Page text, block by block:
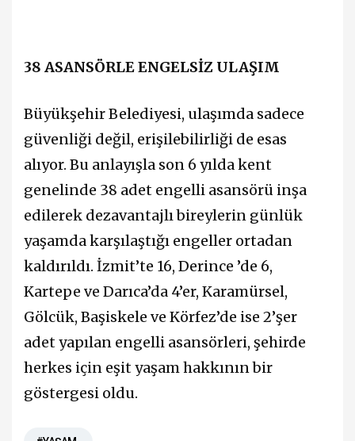
38 ASANSÖRLE ENGELSİZ ULAŞIM
Büyükşehir Belediyesi, ulaşımda sadece
güvenliği değil, erişilebilirliği de esas
alıyor. Bu anlayışla son 6 yılda kent
genelinde 38 adet engelli asansörü inşa
edilerek dezavantajlı bireylerin günlük
yaşamda karşılaştığı engeller ortadan
kaldırıldı. İzmit’te 16, Derince ’de 6,
Kartepe ve Darıca’da 4’er, Karamürsel,
Gölcük, Başiskele ve Körfez’de ise 2’şer
adet yapılan engelli asansörleri, şehirde
herkes için eşit yaşam hakkının bir
göstergesi oldu.